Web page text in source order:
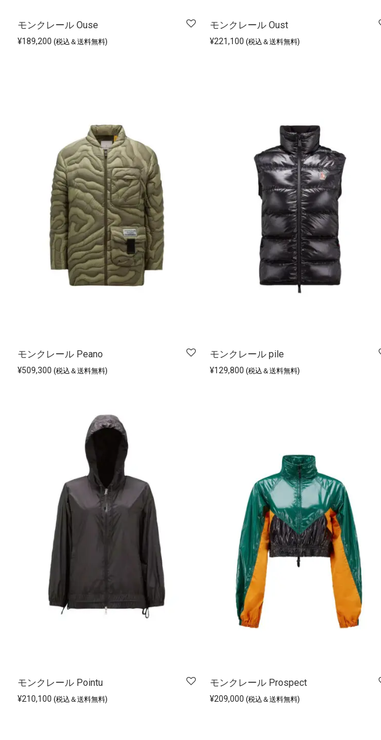
モンクレール Ouse
¥189,200 (税込＆送料無料)
モンクレール Oust
¥221,100 (税込＆送料無料)
モンクレール Peano
¥509,300 (税込＆送料無料)
モンクレール pile
¥129,800 (税込＆送料無料)
モンクレール Pointu
¥210,100 (税込＆送料無料)
モンクレール Prospect
¥209,000 (税込＆送料無料)